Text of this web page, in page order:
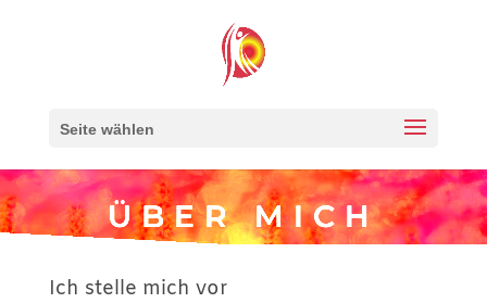
Seite wählen
ÜBER MICH
Ich stelle mich vor